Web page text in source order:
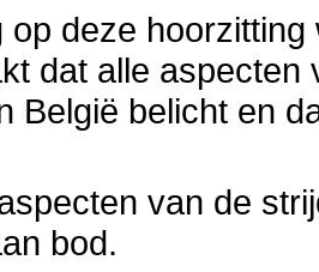
op deze
dat alle
België belicht en
van de
bod.